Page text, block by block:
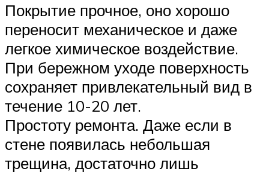
Покрытие прочное, оно хорошо
переносит механическое и даже
легкое химическое воздействие.
При бережном уходе поверхность
сохраняет привлекательный вид в
течение 10-20 лет.
Простоту ремонта. Даже если в
стене появилась небольшая
трещина, достаточно лишь